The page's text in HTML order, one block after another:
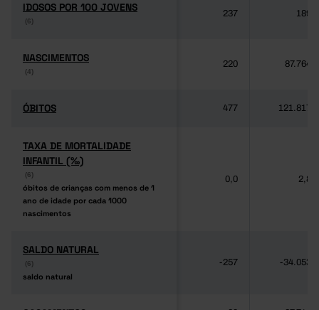
IDOSOS POR 100 JOVENS
(6)
IDOSOS POR 100 JOVENS
(6)
237 189
NASCIMENTOS
(4)
NASCIMENTOS
(4)
220 87.764
ÓBITOS
ÓBITOS 477 121.817
TAXA DE MORTALIDADE
INFANTIL (‰)
(6)
óbitos de crianças com menos de 1
ano de idade por cada 1000
nascimentos
TAXA DE MORTALIDADE
INFANTIL (‰)
(6)
óbitos de crianças com menos de 1
ano de idade por cada 1000
nascimentos
0,0 2,8
SALDO NATURAL
(6)
saldo natural
SALDO NATURAL
(6)
saldo natural
-257 -34.053